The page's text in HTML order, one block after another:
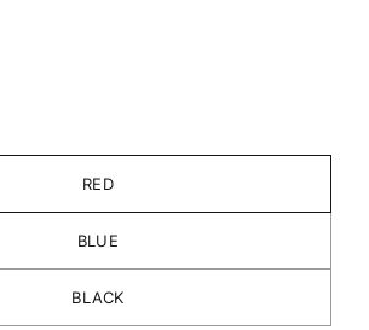
RED
BLUE
BLACK